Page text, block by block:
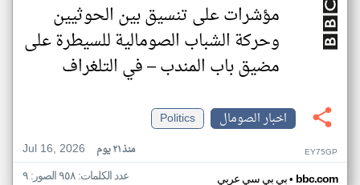
مؤشرات على تنسيق بين الحوثيين
وحركة الشباب الصومالية للسيطرة على
مضيق باب المندب – في التلغراف
اخبار الصومال
Politics
Jul 16, 2026
منذ ٢١ يوم EY75GP
بي بي سي عربي• bbc.com عدد الكلمات: ٩٥٨ الصور: ٩